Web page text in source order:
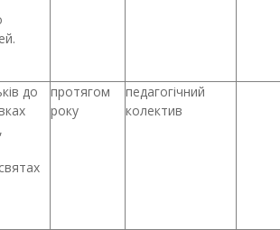
до
протягом
року
педагогічний
колектив